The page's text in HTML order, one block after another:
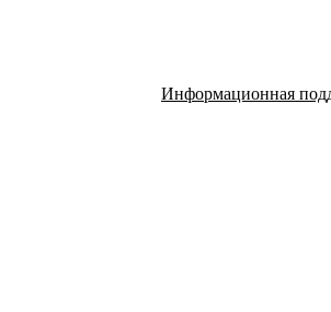
Информационная